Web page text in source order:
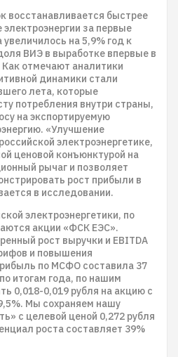
восстанавливается быстрее
электроэнергии за первые
на 5,9% год к
ВИЭ в выработке впервые в
отмечают аналитики
динамики стали
лета, которые
потребления внутри страны,
на экспортируемую
«Улучшение
электроэнергетике,
ценовой конъюнктурой на
рычаг и позволяет
рост прибыли в
в исследовании.
электроэнергетики, по
акции «ФСК ЕЭС».
рост выручки и EBITDA
и повышения
по МСФО составила 37
итогам года, по нашим
0,018-0,019 рубля на акцию с
Мы сохраняем нашу
с целевой ценой 0,272 рубля
роста составляет 39%